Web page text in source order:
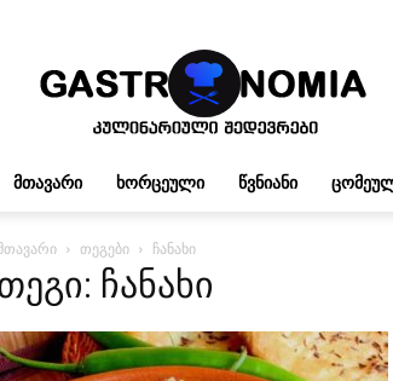
გასტრონომია
ᲛᲗᲐᲕᲐᲠᲘ ᲮᲝᲠᲪᲔᲣᲚᲘ ᲬᲕᲜᲘᲐᲜᲘ
თეგები ჩანახი
ჩანახი